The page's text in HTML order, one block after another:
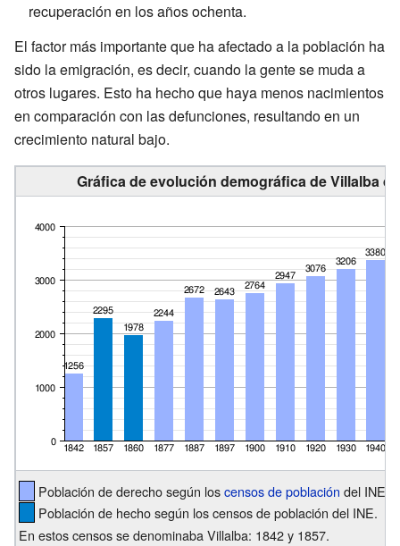
recuperación en los años ochenta.
El factor más importante que ha afectado a la población ha
sido la emigración, es decir, cuando la gente se muda a
otros lugares. Esto ha hecho que haya menos nacimientos
en comparación con las defunciones, resultando en un
crecimiento natural bajo.
Gráfica de evolución demográfica de Villalba
Población de derecho según loscensos de población del INE.
Población de hecho según los censos de población del INE.
En estos censos se denominaba Villalba: 1842 y 1857.